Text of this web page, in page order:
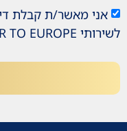
אני מאשר/ת קבלת
לשירותי DOOR TO EUROPE .ניתן להסיר בכל עת